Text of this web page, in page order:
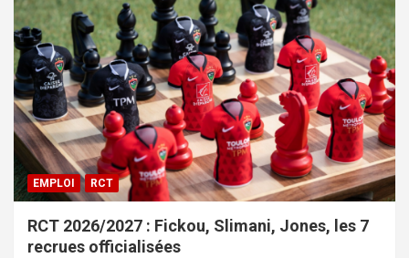
EMPLOI RCT
RCT 2026/2027 : Fickou, Slimani, Jones, les 7
recrues officialisées